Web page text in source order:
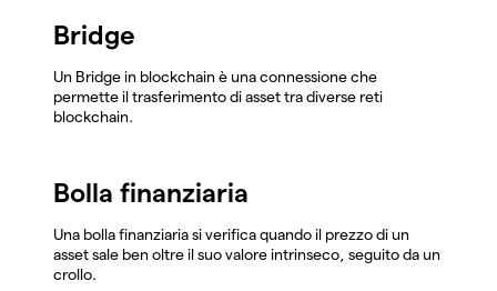
Bridge
Un Bridge in blockchain è una connessione che
permette il trasferimento di asset tra diverse reti
blockchain.
Bolla finanziaria
Una bolla finanziaria si verifica quando il prezzo di un
asset sale ben oltre il suo valore intrinseco, seguito da un
crollo.